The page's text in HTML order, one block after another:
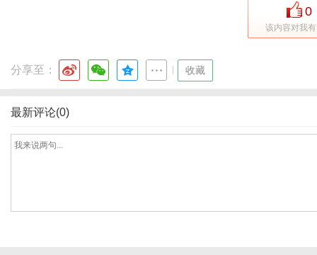
0
该内容对我
分享至： 收藏
最新评论(0)